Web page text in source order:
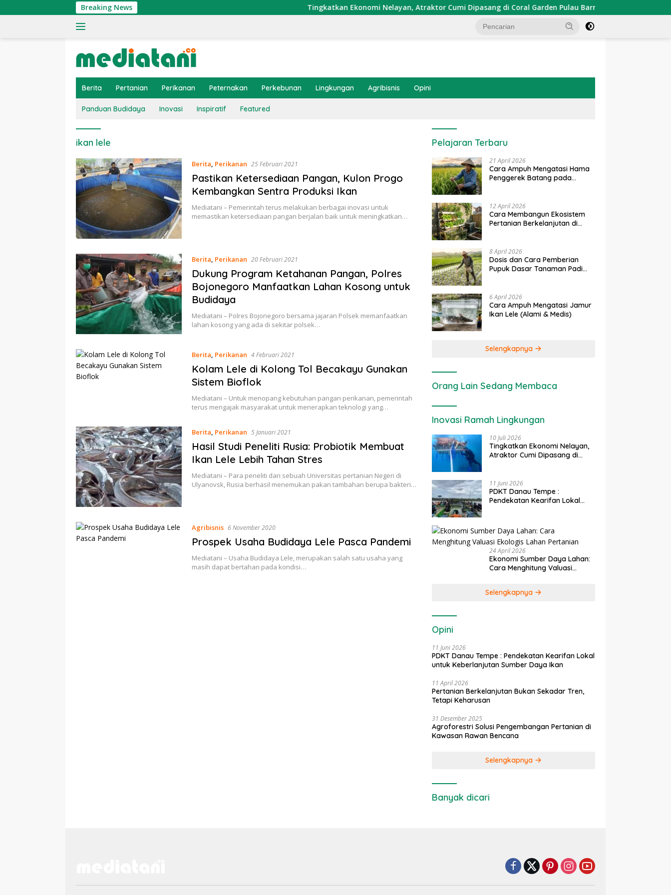
ke
Breaking News Tingkatkan Ekonomi Nelayan, Atraktor Cumi Dipasang di Coral Garden Pulau Barrang Caddi
Berita Pertanian Perikanan Peternakan Perkebunan Lingkungan Agribisnis Opini
Panduan Budidaya Inovasi Inspiratif Featured
ikan lele
Berita, Perikanan 25 Februari 2021
Pastikan Ketersediaan Pangan, Kulon Progo
Kembangkan Sentra Produksi Ikan
Mediatani – Pemerintah terus melakukan berbagai inovasi untuk
memastikan ketersediaan pangan berjalan baik untuk meningkatkan…
Berita, Perikanan 20 Februari 2021
Dukung Program Ketahanan Pangan, Polres
Bojonegoro Manfaatkan Lahan Kosong untuk
Budidaya
Mediatani – Polres Bojonegoro bersama jajaran Polsek memanfaatkan
lahan kosong yang ada di sekitar polsek…
Berita, Perikanan 4 Februari 2021
Kolam Lele di Kolong Tol Becakayu Gunakan
Sistem Bioflok
Mediatani – Untuk menopang kebutuhan pangan perikanan, pemerintah
terus mengajak masyarakat untuk menerapkan teknologi yang…
Berita, Perikanan 5 Januari 2021
Hasil Studi Peneliti Rusia: Probiotik Membuat
Ikan Lele Lebih Tahan Stres
Mediatani – Para peneliti dari sebuah Universitas pertanian Negeri di
Ulyanovsk, Rusia berhasil menemukan pakan tambahan berupa bakteri…
Agribisnis 6 November 2020
Prospek Usaha Budidaya Lele Pasca Pandemi
Mediatani – Usaha Budidaya Lele, merupakan salah satu usaha yang
masih dapat bertahan pada kondisi…
Pelajaran Terbaru
21 April 2026
Cara Ampuh Mengatasi Hama
Penggerek Batang pada
12 April 2026
Cara Membangun Ekosistem
Pertanian Berkelanjutan di
8 April 2026
Dosis dan Cara Pemberian
Pupuk Dasar Tanaman Padi
6 April 2026
Cara Ampuh Mengatasi Jamur
Ikan Lele (Alami & Medis)
Selengkapnya
Orang Lain Sedang Membaca
Inovasi Ramah Lingkungan
10 Juli 2026
Tingkatkan Ekonomi Nelayan,
Atraktor Cumi Dipasang di
11 Juni 2026
PDKT Danau Tempe :
Pendekatan Kearifan Lokal
24 April 2026
Ekonomi Sumber Daya Lahan:
Cara Menghitung Valuasi
Selengkapnya
Opini
11 Juni 2026
PDKT Danau Tempe : Pendekatan Kearifan Lokal
untuk Keberlanjutan Sumber Daya Ikan
11 April 2026
Pertanian Berkelanjutan Bukan Sekadar Tren,
Tetapi Keharusan
31 Desember 2025
Agroforestri Solusi Pengembangan Pertanian di
Kawasan Rawan Bencana
Selengkapnya
Banyak dicari